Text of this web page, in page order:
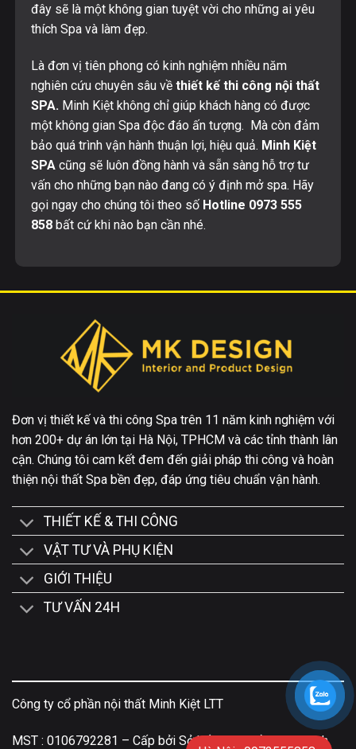
đây sẽ là một không gian tuyệt vời cho những ai yêu
thích Spa và làm đẹp.
Là đơn vị tiên phong có kinh nghiệm nhiều năm
nghiên cứu chuyên sâu về thiết kế thi công nội thất
SPA. Minh Kiệt không chỉ giúp khách hàng có được
một không gian Spa độc đáo ấn tượng. Mà còn đảm
bảo quá trình vận hành thuận lợi, hiệu quả. Minh Kiệt
SPA cũng sẽ luôn đồng hành và sẵn sàng hỗ trợ tư
vấn cho những bạn nào đang có ý định mở spa. Hãy
gọi ngay cho chúng tôi theo số Hotline 0973 555
858bất cứ khi nào bạn cần nhé.
Đơn vị thiết kế và thi công Spa trên 11 năm kinh nghiệm với
hơn 200+ dự án lớn tại Hà Nội, TPHCM và các tỉnh thành lân
cận. Chúng tôi cam kết đem đến giải pháp thi công và hoàn
thiện nội thất Spa bền đẹp, đáp ứng tiêu chuẩn vận hành.
THIẾT KẾ & THI CÔNG
VẬT TƯ VÀ PHỤ KIỆN
GIỚI THIỆU
TƯ VẤN 24H
Công ty cổ phần nội thất Minh Kiệt LTT
MST : 0106792281 – Cấp bởi Sở kế Hoạch Đầu Tư Thành